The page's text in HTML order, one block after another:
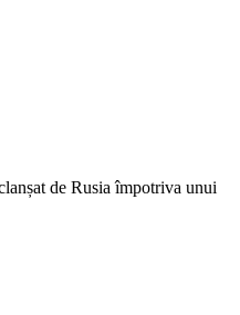
de Rusia împotriva unui